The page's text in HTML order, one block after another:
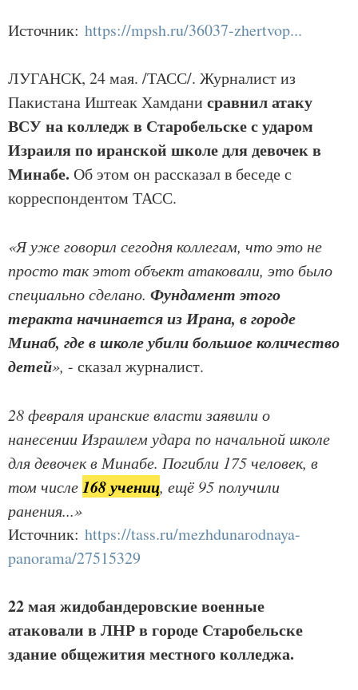
Источник: https://mpsh.ru/36037-zhertvop...
ЛУГАНСК, 24 мая. /ТАСС/. Журналист из
Пакистана Иштеак Хамдани сравнил атаку
ВСУ на колледж в Старобельске с ударом
Израиля по иранской школе для девочек в
Минабе. Об этом он рассказал в беседе с
корреспондентом ТАСС.
«Я уже говорил сегодня коллегам, что это не
просто так этот объект атаковали, это было
специально сделано. Фундамент этого
теракта начинается из Ирана, в городе
Минаб, где в школе убили большое количество
детей», - сказал журналист.
28 февраля иранские власти заявили о
нанесении Израилем удара по начальной школе
для девочек в Минабе. Погибли 175 человек, в
том числе168 учениц, ещё 95 получили
ранения...»
Источник: https://tass.ru/mezhdunarodnaya-
panorama/27515329
22 мая жидобандеровские военные
атаковали в ЛНР в городе Старобельске
здание общежития местного колледжа.